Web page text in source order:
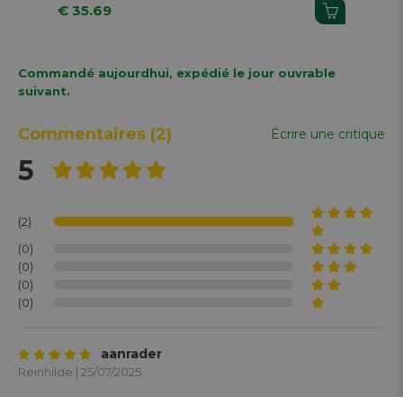
€ 35.69
Commandé aujourdhui, expédié le jour ouvrable
suivant.
Commentaires (2) Écrire une critique
5
(2)
(0)
(0)
(0)
(0)
aanrader
Reinhilde | 25/07/2025